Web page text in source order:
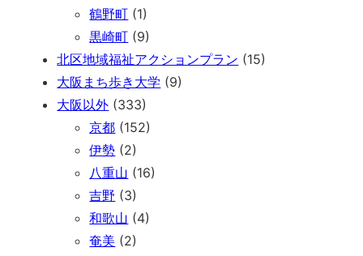
鶴野町 (1)
黒崎町 (9)
北区地域福祉アクションプラン (15)
大阪まち歩き大学 (9)
大阪以外 (333)
京都 (152)
伊勢 (2)
八重山 (16)
吉野 (3)
和歌山 (4)
奄美 (2)